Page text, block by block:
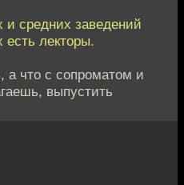
средних заведений
лекторы.
а что с сопроматом и
выпустить